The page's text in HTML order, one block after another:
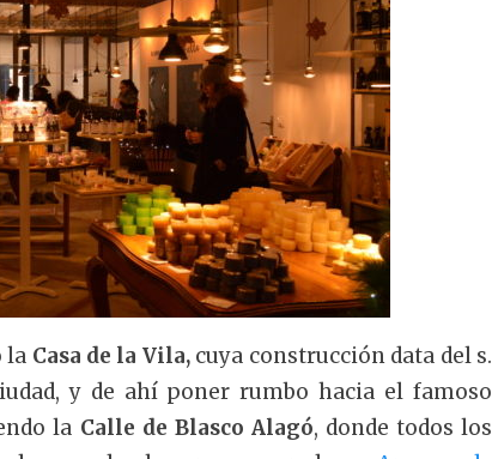
la Casa de la Vila,cuya construcción data del s.
y de ahí poner rumbo hacia el famoso
la Calle de Blasco Alagó, donde todos los